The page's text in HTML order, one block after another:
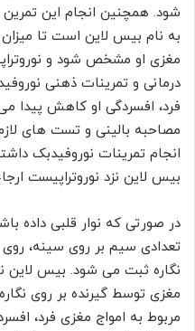
شود. همچنین انجام این تمرین
به نام بیس لاین است تا
مغزی او مشخص شود و
درمانی و تمرینات ذهنی
فرد، افسردگی او کاهش پیدا می
مصاحبه بالینی و تست های
انجام تمرینات نوروفیدبک
بیس لاین نزد نوروتراپیست
در صورتی که نوار قلبی داده
تعدادی سیم بر روی سینه، روی
نگاره ثبت می شود. بیس لاین
مغزی توسط گیرنده بر روی
مربوط به امواج مغزی فرد،